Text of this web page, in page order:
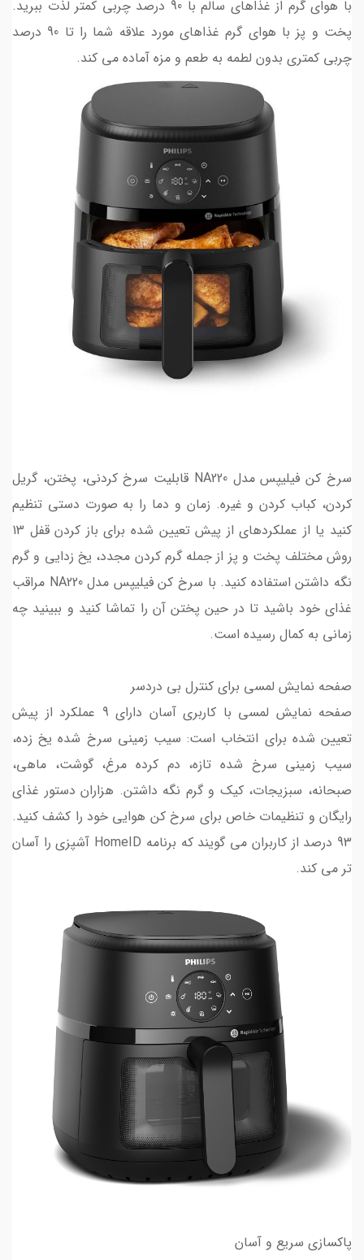
با هوای گرم از غذاهای سالم با 90 درصد چربی کمتر لذت ببرید.
پخت و پز با هوای گرم غذاهای مورد علاقه شما را تا 90 درصد
چربی کمتری بدون لطمه به طعم و مزه آماده می کند.
سرخ کن فیلیپس مدل NA220 قابلیت سرخ کردنی، پختن، گریل
کردن، کباب کردن و غیره. زمان و دما را به صورت دستی تنظیم
کنید یا از عملکردهای از پیش تعیین شده برای باز کردن قفل 13
روش مختلف پخت و پز از جمله گرم کردن مجدد، یخ زدایی و گرم
نگه داشتن استفاده کنید. با سرخ کن فیلیپس مدل NA220 مراقب
غذای خود باشید تا در حین پختن آن را تماشا کنید و ببینید چه
زمانی به کمال رسیده است.
صفحه نمایش لمسی برای کنترل بی دردسر
صفحه نمایش لمسی با کاربری آسان دارای 9 عملکرد از پیش
تعیین شده برای انتخاب است: سیب زمینی سرخ شده یخ زده،
سیب زمینی سرخ شده تازه، دم کرده مرغ، گوشت، ماهی،
صبحانه، سبزیجات، کیک و گرم نگه داشتن. هزاران دستور غذای
رایگان و تنظیمات خاص برای سرخ کن هوایی خود را کشف کنید.
93 درصد از کاربران می گویند که برنامه HomeID آشپزی را آسان
تر می کند.
پاکسازی سریع و آسان